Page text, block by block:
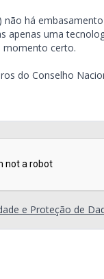
há
uma
momento certo.
do Conselho
e Proteção de